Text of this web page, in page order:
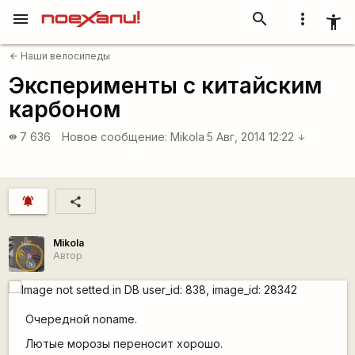
more_vert accessibility_new
search
menu
arrow_back Наши велосипеды
Эксперименты с китайским
карбоном
visibility 7 636 Новое сообщение: Mikola 5 Авг, 2014 12:22 arrow_downward
notifications_active share
Mikola
Автор
Очередной noname.
Лютые морозы переносит хорошо.